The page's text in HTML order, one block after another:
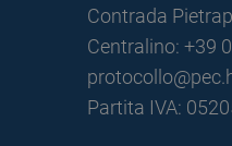
Contrada
Centralino: +39
Partita IVA: